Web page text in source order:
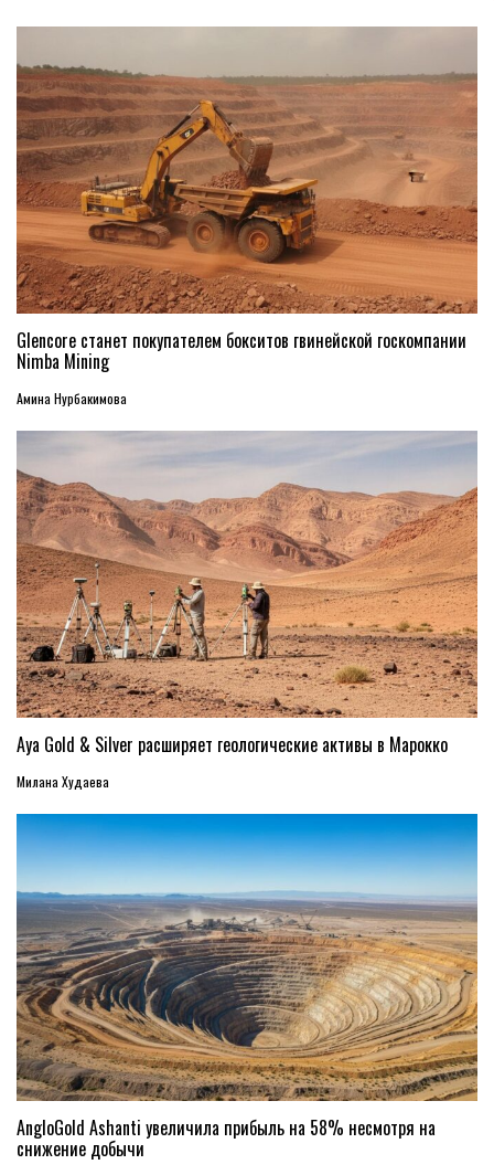
Glencore станет покупателем бокситов гвинейской госкомпании
Nimba Mining
Амина Нурбакимова
Aya Gold & Silver расширяет геологические активы в Марокко
Милана Худаева
AngloGold Ashanti увеличила прибыль на 58% несмотря на
снижение добычи